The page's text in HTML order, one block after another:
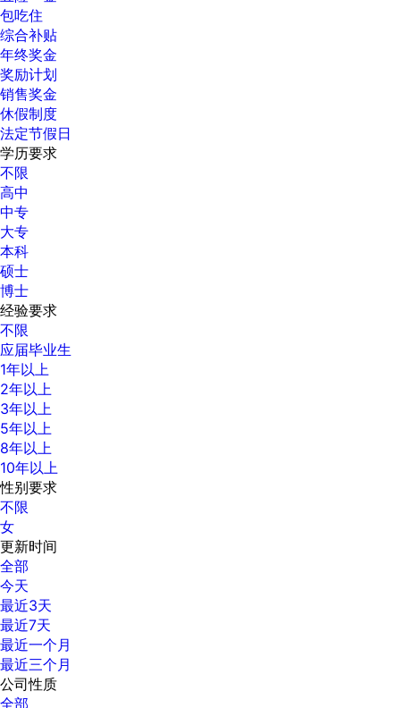
包吃住
综合补贴
年终奖金
奖励计划
销售奖金
休假制度
法定节假日
学历要求
不限
高中
中专
大专
本科
硕士
博士
经验要求
不限
应届毕业生
1年以上
2年以上
3年以上
5年以上
8年以上
10年以上
性别要求
不限
女
更新时间
全部
今天
最近3天
最近7天
最近一个月
最近三个月
公司性质
全部